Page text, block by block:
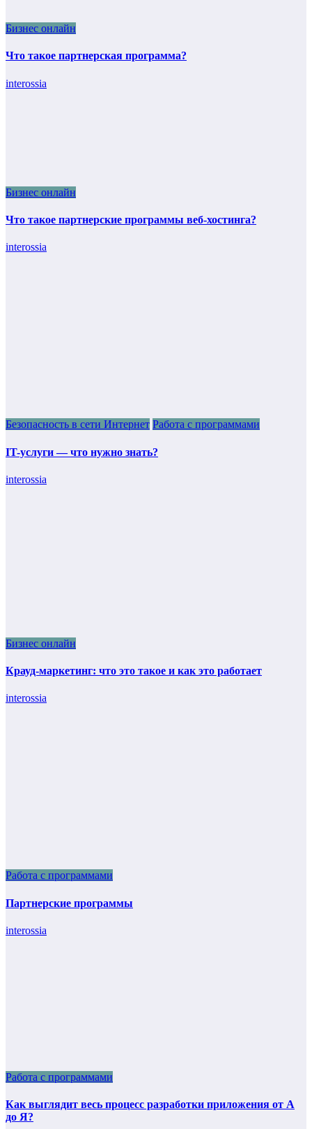
Бизнес онлайн
Что такое партнерская программа?
interossia
Бизнес онлайн
Что такое партнерские программы веб-хостинга?
interossia
Безопасность в сети Интернет Работа с программами
IT-услуги — что нужно знать?
interossia
Бизнес онлайн
Крауд-маркетинг: что это такое и как это работает
interossia
Работа с программами
Партнерские программы
interossia
Работа с программами
Как выглядит весь процесс разработки приложения от А
до Я?